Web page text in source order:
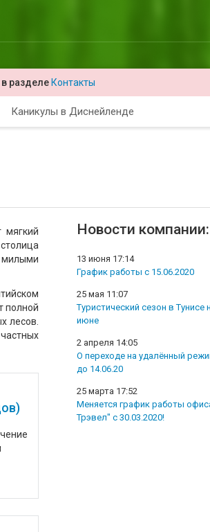
разделе Контакты
Каникулы в Диснейленде
мягкий
милыми
полной
лесов.
Новости компании:
13 июня 17:14
График работы с 15.06.2020
25 мая 11:07
Туристический сезон в Тунисе
июне
2 апреля 14:05
О переходе на удалённый
до 14.06.20
25 марта 17:52
Меняется график работы
Трэвел" с 30.03.2020!